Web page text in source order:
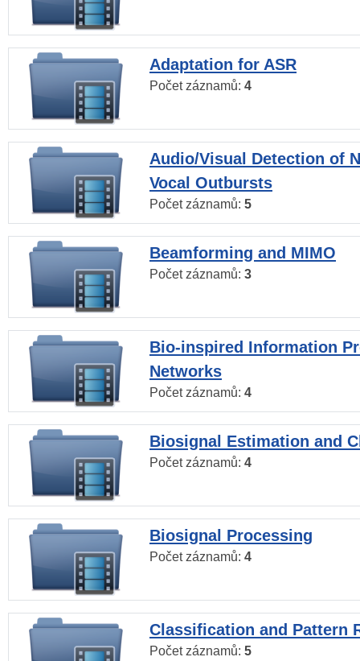
Adaptation for ASR
Počet záznamů: 4
Audio/Visual Detection of
Vocal Outbursts
Počet záznamů: 5
Beamforming and MIMO
Počet záznamů: 3
Bio-inspired Information
Networks
Počet záznamů: 4
Biosignal Estimation and
Počet záznamů: 4
Biosignal Processing
Počet záznamů: 4
Classification and Pattern
Počet záznamů: 5